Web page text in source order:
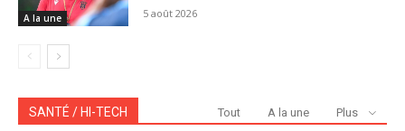
A la une 5 août 2026
SANTÉ / HI-TECH Tout A la une Plus